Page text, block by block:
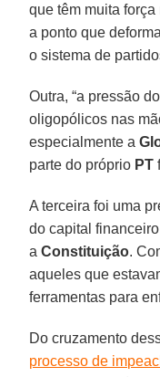
que têm muita
a ponto que
o sistema de
Outra, “a pressão
oligopólicos nas
especialmente a
parte do próprio PT
A terceira foi uma
do capital
aConstituição.
aqueles que
ferramentas para
Do cruzamento
processo de